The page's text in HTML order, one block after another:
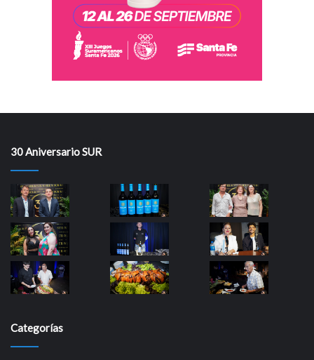
30 Aniversario SUR
Categorías